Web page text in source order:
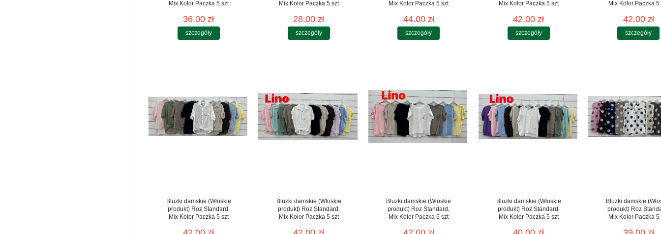
Mix Kolor Paczka 5 szt
36.00 zł
szczegóły
Mix Kolor Paczka 5 szt
28.00 zł
szczegóły
Mix Kolor Paczka 5 szt
44.00 zł
szczegóły
Mix Kolor Paczka 5 szt
42.00 zł
szczegóły
Mix Kolor Paczka 5
42.00 zł
szczegóły
Bluzki damskie (Włoskie
produkt) Roz Standard,
Mix Kolor Paczka 5 szt
Bluzki damskie (Włoskie
produkt) Roz Standard,
Mix Kolor Paczka 5 szt
Bluzki damskie (Włoskie
produkt) Roz Standard,
Mix Kolor Paczka 5 szt
Bluzki damskie (Włoskie
produkt) Roz Standard,
Mix Kolor Paczka 5 szt
Bluzki damskie
produkt) Roz
Mix Kolor Paczka 5